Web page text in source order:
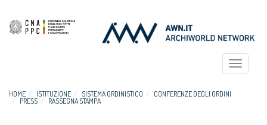
Toggle
HOME ISTITUZIONE SISTEMA ORDINISTICO
CONFERENZE DEGLI ORDINI
PRESS
RASSEGNA STAMPA